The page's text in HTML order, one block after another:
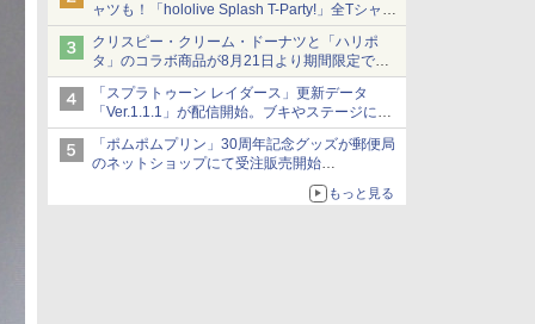
ャツも！「hololive Splash T-Party!」全Tシャツ
ラインナップ公開＆オンライン販売開始
クリスピー・クリーム・ドーナツと「ハリポ
タ」のコラボ商品が8月21日より期間限定で発
売
組分け帽子ドーナツなど見た目も楽しい商品が
登場
「スプラトゥーン レイダース」更新データ
「Ver.1.1.1」が配信開始。ブキやステージに関
する不具合を修正
「ポムポムプリン」30周年記念グッズが郵便局
のネットショップにて受注販売開始
「おもちもちもちクッション」など今年だけの
もっと見る